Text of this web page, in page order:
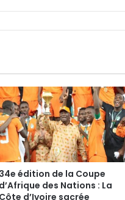
34e édition de la Coupe
d’Afrique des Nations : La
Côte d’Ivoire sacrée